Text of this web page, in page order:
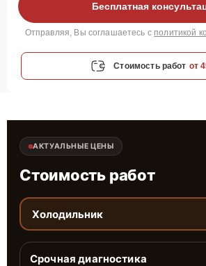
Бесплатная
Отправляя, Вы соглашаетесь с политикой
Стоимость работ от
АКТУАЛЬНЫЕ ЦЕНЫ
Стоимость работ
Холодильник
Срочная диагностика